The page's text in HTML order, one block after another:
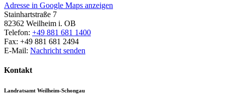
Adresse in Google Maps anzeigen
Stainhartstraße 7
82362 Weilheim i. OB
Telefon: +49 881 681 1400
Fax: +49 881 681 2494
E-Mail: Nachricht senden
Kontakt
Landratsamt Weilheim-Schongau